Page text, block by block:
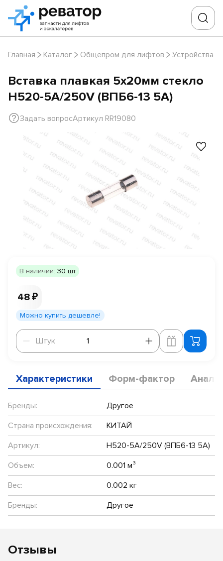
Главная Каталог Общепром для лифтов Устройства
Вставка плавкая 5х20мм стекло
H520-5A/250V (ВПБ6-13 5А)
Задать вопросАртикул RR19080
В наличии: 30 шт
48 ₽
Можно купить дешевле!
Штук
Штук
Характеристики Форм-фактор
Бренды:
Другое
Страна происхождения:
КИТАЙ
Артикул:
H520-5A/250V (ВПБ6-13 5А)
Объем:
0.001 м³
Вес:
0.002 кг
Бренды:
Другое
Отзывы